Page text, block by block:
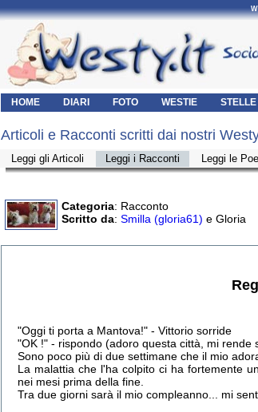
HOME DIARI FOTO WESTIE STELLE
Articoli e Racconti scritti dai nostri
Leggi gli Articoli Leggi i Racconti Leggi le
Categoria: Racconto
Scritto da: Smilla (gloria61) e Gloria
"Oggi ti porta a Mantova!" - Vittorio sorride
"OK !" - rispondo (adoro questa città, mi rende
Sono poco più di due settimane che il mio
La malattia che l'ha colpito ci ha fortemente
nei mesi prima della fine.
Tra due giorni sarà il mio compleanno... mi